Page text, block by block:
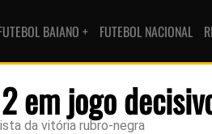
BAIANO + FUTEBOL NACIONAL
em jogo
da vitória rubro-negra